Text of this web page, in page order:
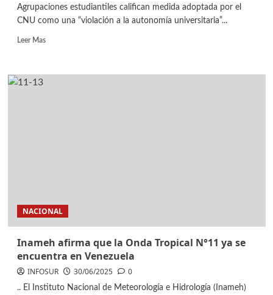
Agrupaciones estudiantiles califican medida adoptada por el
CNU como una “violación a la autonomía universitaria”...
Leer Mas
NACIONAL
Inameh afirma que la Onda Tropical N°11 ya se
encuentra en Venezuela
INFOSUR 30/06/2025 0
.. El Instituto Nacional de Meteorología e Hidrología (Inameh)